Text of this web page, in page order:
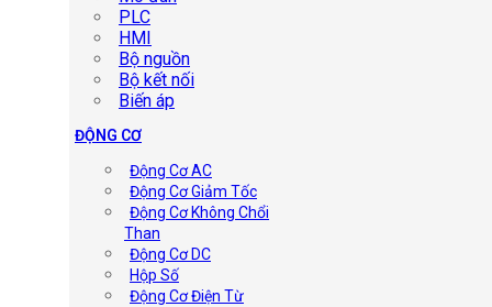
PLC
HMI
Bộ nguồn
Bộ kết nối
Biến áp
ĐỘNG CƠ
Động Cơ AC
Động Cơ Giảm Tốc
Động Cơ Không Chổi
Than
Động Cơ DC
Hộp Số
Động Cơ Điện Từ